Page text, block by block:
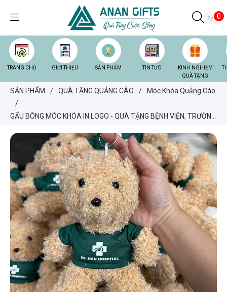
0
TRANG CHỦ GIỚI THIỆU SẢN PHẨM TIN TỨC
KINH NGHIỆM
QUÀ TẶNG
SẢN PHẨM / QUÀ TẶNG QUẢNG CÁO /
Móc Khóa Quảng Cáo
/
GẤU BÔNG MÓC KHÓA IN LOGO - QUÀ TẶNG BỆNH VIỆN, TRƯỜNG